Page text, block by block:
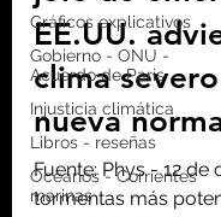
Gráficos explicativos
Gobierno - ONU -
Acuerdo de Paris
Injusticia climática
Libros - reseñas
Océanos - Corrientes
marinas
Tras los
jefe de
EE.UU.
clima severo
nueva